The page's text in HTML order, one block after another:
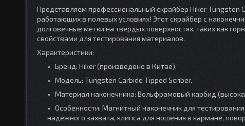
Представляем профессиональный скрайбер Hiker Tungsten
работающих в полевых условиях! Этот скрайбер с
долговечные метки на твердых поверхностях, таких как
свойствами для тестирования материалов.
Характеристики:
Бренд: Hiker (произведено в Китае).
Модель: Tungsten Carbide Tipped Scriber.
Материал наконечника: Вольфрамовый карбид
Особенности: Магнитный наконечник для
надежного захвата, клипса для ношения в кармане,